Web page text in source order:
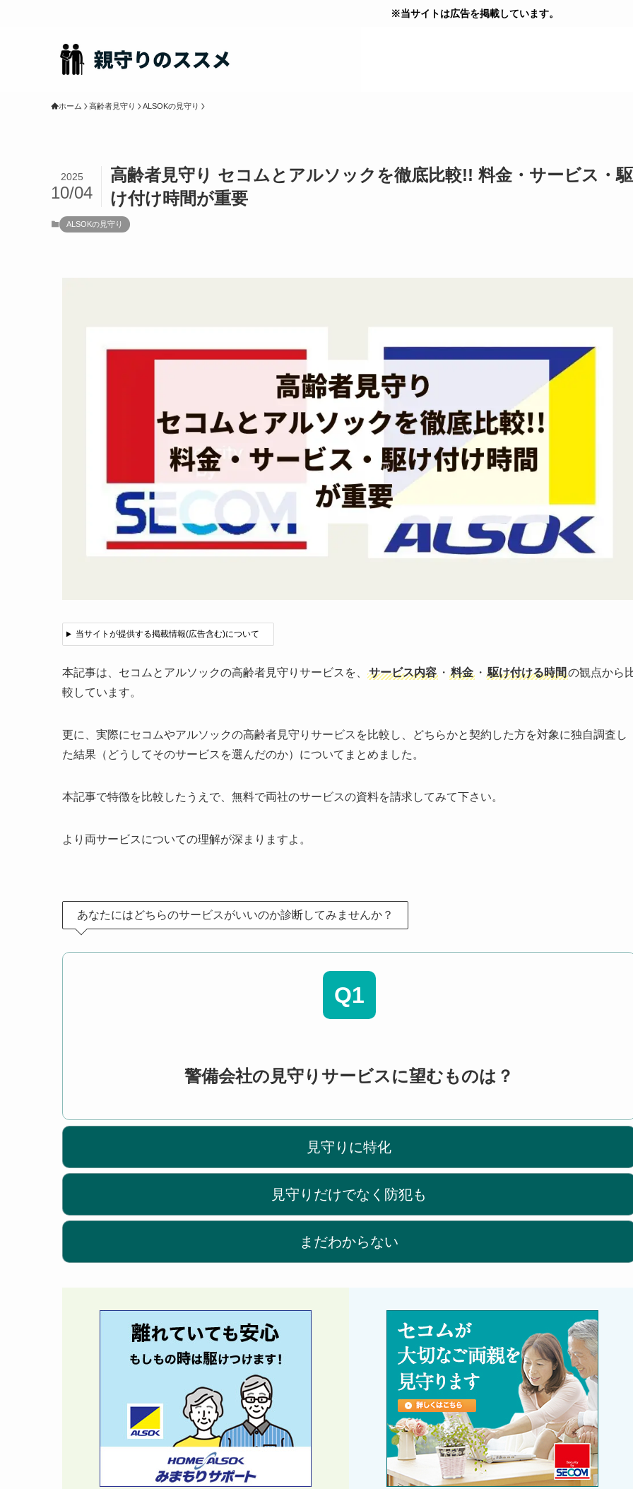
※当サイトは広告を掲載しています。
ホーム 高齢者見守り ALSOKの見守り
高齢者見守り セコムとアルソックを徹底比較!! 料金・サービス・駆
け付け時間が重要
2025
10/04
ALSOKの見守り
当サイトが提供する掲載情報(広告含む)について
本記事は、セコムとアルソックの高齢者見守りサービスを、 サービス内容 ・ 料金 ・ 駆け付ける時間の観点から
較しています。
更に、実際にセコムやアルソックの高齢者見守りサービスを比較し、どちらかと契約した方を対象に独自調査し
た結果（どうしてそのサービスを選んだのか）についてまとめました。
本記事で特徴を比較したうえで、無料で両社のサービスの資料を請求してみて下さい。
より両サービスについての理解が深まりますよ。
あなたにはどちらのサービスがいいのか診断してみませんか？
Q1
警備会社の見守りサービスに望むものは？
見守りに特化
見守りだけでなく防犯も
まだわからない